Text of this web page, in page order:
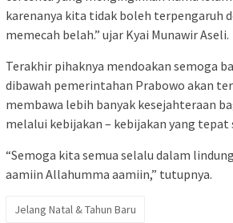
karenanya kita tidak boleh terpengaruh
memecah belah.” ujar Kyai Munawir Aseli.
Terakhir pihaknya mendoakan semoga
dibawah pemerintahan Prabowo akan
membawa lebih banyak kesejahteraan
melalui kebijakan – kebijakan yang tepat
“Semoga kita semua selalu dalam
aamiin Allahumma aamiin,” tutupnya.
Jelang Natal & Tahun Baru